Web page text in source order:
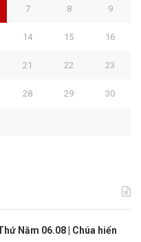
7 8 9
14 15 16
21 22 23
28 29 30
Năm 06.08 | Chúa hiển